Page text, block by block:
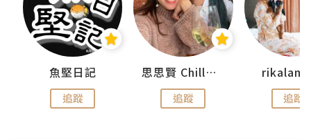
魚堅日記
追蹤
思思賢 ChillMyBabe
追蹤 追蹤